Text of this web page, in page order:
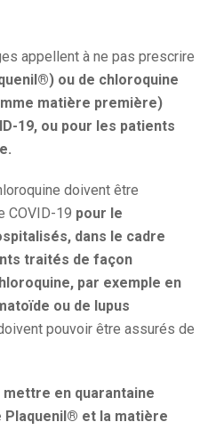
appellent à ne pas prescrire
ou de chloroquine
matière première)
19, ou pour les patients
doivent être
COVID-19 pour le
dans le cadre
traités de façon
par exemple en
ou de lupus
pouvoir être assurés de
mettre en quarantaine
et la matière